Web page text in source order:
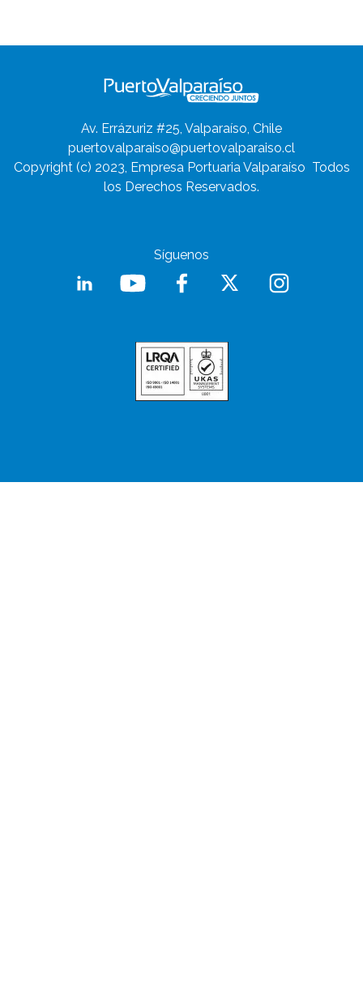
Av. Errázuriz #25, Valparaíso, Chile
puertovalparaiso@puertovalparaiso.cl
Copyright (c) 2023, Empresa Portuaria Valparaíso Todos
los Derechos Reservados.
Síguenos